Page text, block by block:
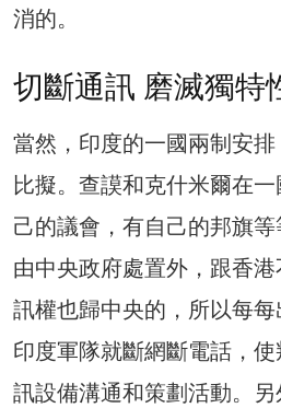
消的。
切斷通訊 磨滅獨特
當然，印度的一國兩制安
比擬。查謨和克什米爾在
己的議會，有自己的邦旗
由中央政府處置外，跟香
訊權也歸中央的，所以每每
印度軍隊就斷網斷電話，
訊設備溝通和策劃活動。另